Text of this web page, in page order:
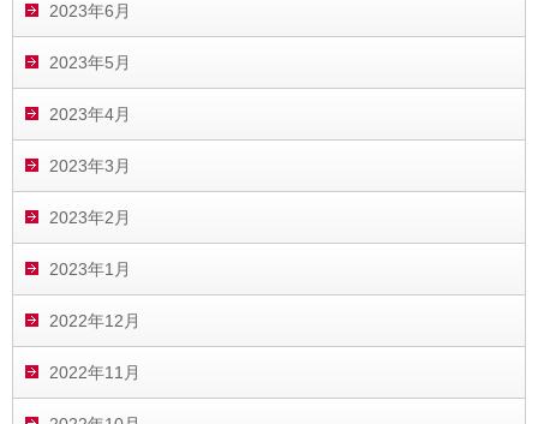
2023年6月
2023年5月
2023年4月
2023年3月
2023年2月
2023年1月
2022年12月
2022年11月